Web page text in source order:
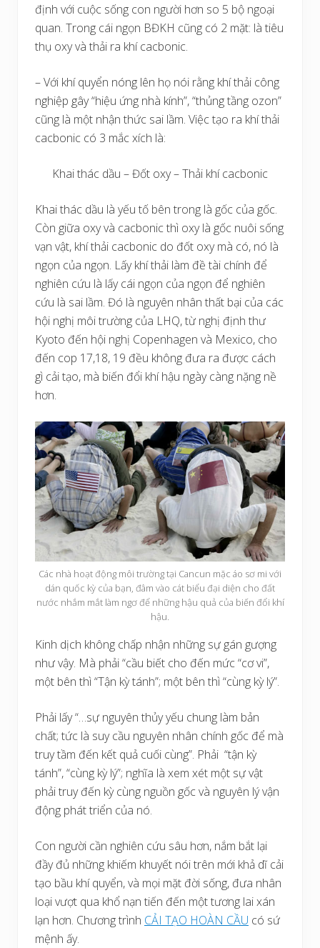
định với cuộc sống con người hơn so 5 bộ ngoại
quan. Trong cái ngọn BĐKH cũng có 2 mặt: là tiêu
thụ oxy và thải ra khí cacbonic.
– Với khí quyển nóng lên họ nói rằng khí thải công
nghiệp gây “hiệu ứng nhà kính”, “thủng tầng ozon”
cũng là một nhận thức sai lầm. Việc tạo ra khí thải
cacbonic có 3 mắc xích là:
Khai thác dầu – Đốt oxy – Thải khí cacbonic
Khai thác dầu là yếu tố bên trong là gốc của gốc.
Còn giữa oxy và cacbonic thì oxy là gốc nuôi sống
vạn vật, khí thải cacbonic do đốt oxy mà có, nó là
ngọn của ngọn. Lấy khí thải làm đề tài chính để
nghiên cứu là lấy cái ngọn của ngọn để nghiên
cứu là sai lầm. Đó là nguyên nhân thất bại của các
hội nghị môi trường của LHQ, từ nghị định thư
Kyoto đến hội nghị Copenhagen và Mexico, cho
đến cop 17,18, 19 đều không đưa ra được cách
gì cải tạo, mà biến đổi khí hậu ngày càng nặng nề
hơn.
Các nhà hoạt động môi trường tại Cancun mặc áo sơ mi với
dán quốc kỳ của bạn, đâm vào cát biểu đại diện cho đất
nước nhắm mắt làm ngơ để những hậu quả của biến đổi khí
hậu.
Kinh dịch không chấp nhận những sự gán gượng
như vậy. Mà phải “cầu biết cho đến mức “cơ vi”,
một bên thì “Tận kỳ tánh”; một bên thì “cùng kỳ lý”.
Phải lấy “…sự nguyên thủy yếu chung làm bản
chất; tức là suy cầu nguyên nhân chính gốc để mà
truy tầm đến kết quả cuối cùng”. Phải “tận kỳ
tánh”, “cùng kỳ lý”; nghĩa là xem xét một sự vật
phải truy đến kỳ cùng nguồn gốc và nguyên lý vận
động phát triển của nó.
Con người cần nghiên cứu sâu hơn, nắm bắt lại
đầy đủ những khiếm khuyết nói trên mới khả dĩ cải
tạo bầu khí quyển, và mọi mặt đời sống, đưa nhân
loại vượt qua khổ nạn tiến đến một tương lai xán
lạn hơn. Chương trình CẢI TẠO HOÀN CẦU có sứ
mệnh ấy.